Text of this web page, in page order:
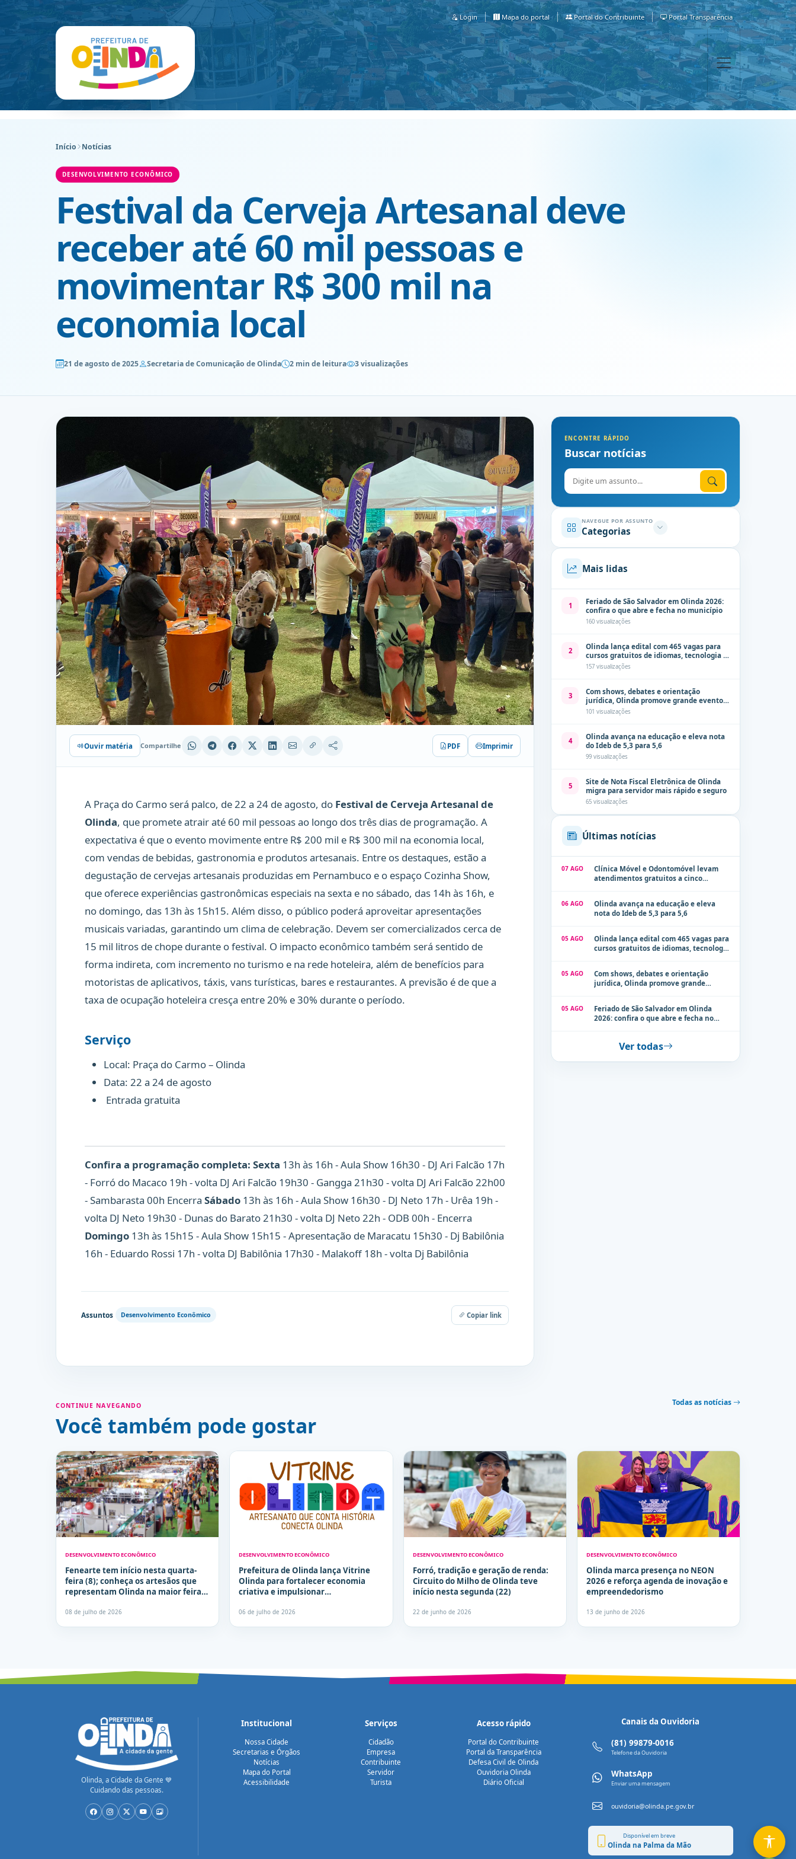
Login Mapa do portal Portal do Contribuinte Portal Transparência
Início Notícias
DESENVOLVIMENTO ECONÔMICO
Festival da Cerveja Artesanal deve
receber até 60 mil pessoas e
movimentar R$ 300 mil na
economia local
21 de agosto de 2025 Secretaria de Comunicação de Olinda 2 min de leitura 3 visualizações
Ouvir matéria Compartilhe PDF Imprimir
A Praça do Carmo será palco, de 22 a 24 de agosto, do Festival de Cerveja Artesanal de
Olinda, que promete atrair até 60 mil pessoas ao longo dos três dias de programação. A
expectativa é que o evento movimente entre R$ 200 mil e R$ 300 mil na economia local,
com vendas de bebidas, gastronomia e produtos artesanais. Entre os destaques, estão a
degustação de cervejas artesanais produzidas em Pernambuco e o espaço Cozinha Show,
que oferece experiências gastronômicas especiais na sexta e no sábado, das 14h às 16h, e
no domingo, das 13h às 15h15. Além disso, o público poderá aproveitar apresentações
musicais variadas, garantindo um clima de celebração. Devem ser comercializados cerca de
15 mil litros de chope durante o festival. O impacto econômico também será sentido de
forma indireta, com incremento no turismo e na rede hoteleira, além de benefícios para
motoristas de aplicativos, táxis, vans turísticas, bares e restaurantes. A previsão é de que a
taxa de ocupação hoteleira cresça entre 20% e 30% durante o período.
Serviço
Local: Praça do Carmo – Olinda
Data: 22 a 24 de agosto
Entrada gratuita
Confira a programação completa: Sexta 13h às 16h - Aula Show 16h30 - DJ Ari Falcão 17h
- Forró do Macaco 19h - volta DJ Ari Falcão 19h30 - Gangga 21h30 - volta DJ Ari Falcão 22h00
- Sambarasta 00h Encerra Sábado 13h às 16h - Aula Show 16h30 - DJ Neto 17h - Urêa 19h -
volta DJ Neto 19h30 - Dunas do Barato 21h30 - volta DJ Neto 22h - ODB 00h - Encerra
Domingo 13h às 15h15 - Aula Show 15h15 - Apresentação de Maracatu 15h30 - Dj Babilônia
16h - Eduardo Rossi 17h - volta DJ Babilônia 17h30 - Malakoff 18h - volta Dj Babilônia
Assuntos Desenvolvimento Econômico Copiar link
ENCONTRE RÁPIDO
Buscar notícias
Digite o assunto
NAVEGUE POR ASSUNTO
Categorias
Mais lidas
1
Feriado de São Salvador em Olinda 2026:
confira o que abre e fecha no município
160 visualizações
2
Olinda lança edital com 465 vagas para
cursos gratuitos de idiomas, tecnologia e
comunicação
157 visualizações
3
Com shows, debates e orientação
jurídica, Olinda promove grande evento
de combate à violência contra a mulher
neste sábado (8)
101 visualizações
4
Olinda avança na educação e eleva nota
do Ideb de 5,3 para 5,6
99 visualizações
5
Site de Nota Fiscal Eletrônica de Olinda
migra para servidor mais rápido e seguro
65 visualizações
Últimas notícias
07 AGO
Clínica Móvel e Odontomóvel levam
atendimentos gratuitos a cinco
06 AGO
Olinda avança na educação e eleva
nota do Ideb de 5,3 para 5,6
05 AGO
Olinda lança edital com 465 vagas para
cursos gratuitos de idiomas, tecnologia
05 AGO
Com shows, debates e orientação
jurídica, Olinda promove grande
05 AGO
Feriado de São Salvador em Olinda
2026: confira o que abre e fecha no
Ver todas
CONTINUE NAVEGANDO
Você também pode gostar
Todas as notícias
DESENVOLVIMENTO ECONÔMICO
Fenearte tem início nesta quarta-
feira (8); conheça os artesãos que
representam Olinda na maior feira
08 de julho de 2026
DESENVOLVIMENTO ECONÔMICO
Prefeitura de Olinda lança Vitrine
Olinda para fortalecer economia
criativa e impulsionar
06 de julho de 2026
DESENVOLVIMENTO ECONÔMICO
Forró, tradição e geração de renda:
Circuito do Milho de Olinda teve
início nesta segunda (22)
22 de junho de 2026
DESENVOLVIMENTO ECONÔMICO
Olinda marca presença no NEON
2026 e reforça agenda de inovação e
empreendedorismo
13 de junho de 2026
Olinda, a Cidade da Gente 💙
Cuidando das pessoas.
Institucional
Nossa Cidade
Secretarias e Órgãos
Notícias
Mapa do Portal
Acessibilidade
Serviços
Cidadão
Empresa
Contribuinte
Servidor
Turista
Acesso rápido
Portal do Contribuinte
Portal da Transparência
Defesa Civil de Olinda
Ouvidoria Olinda
Diário Oficial
Canais da Ouvidoria
(81) 99879-0016
Telefone da Ouvidoria
WhatsApp
Enviar uma mensagem
ouvidoria@olinda.pe.gov.br
Disponível em breve
Olinda na Palma da Mão